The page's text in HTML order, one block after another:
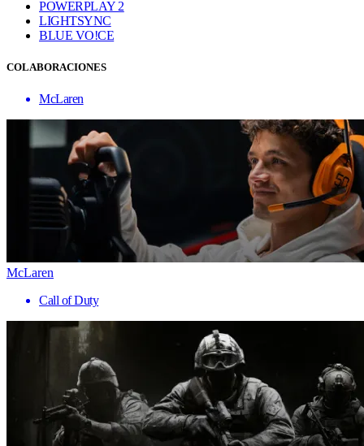
POWERPLAY 2
LIGHTSYNC
BLUE VO!CE
COLABORACIONES
McLaren
McLaren
Call of Duty